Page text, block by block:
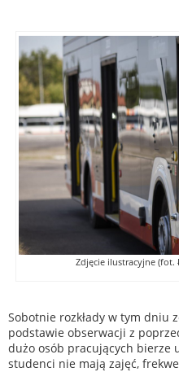
Zdjęcie ilustracyjne (fot.
Sobotnie rozkłady w tym dniu
podstawie obserwacji z
dużo osób pracujących bierze
studenci nie mają zajęć,